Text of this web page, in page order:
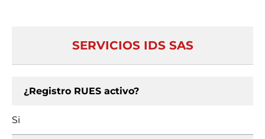
SERVICIOS IDS SAS
¿Registro RUES activo?
Si